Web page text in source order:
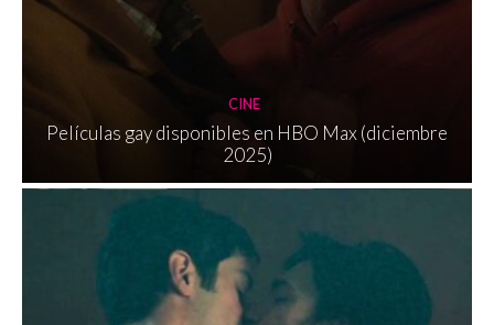
CINE
Películas gay disponibles en HBO Max (diciembre
2025)